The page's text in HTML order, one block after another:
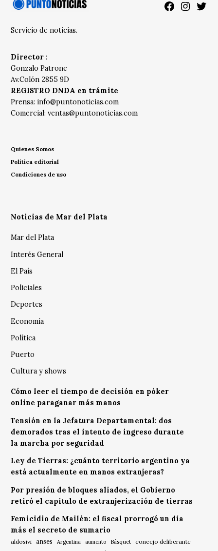
Facebook
Servicio de noticias.
Director :
Gonzalo Patrone
Av.Colón 2855 9D
REGISTRO DNDA en trámite
Prensa: info@puntonoticias.com
Comercial:ventas@puntonoticias.com
Quienes Somos
Política editorial
Condiciones de uso
Noticias de Mar del Plata
Mar del Plata
Interés General
El País
Policiales
Deportes
Economía
Política
Puerto
Cultura y shows
Cómo leer el tiempo de decisión en póker
online paraganar más manos
Tensión en la Jefatura Departamental: dos
demorados tras el intento de ingreso durante
la marcha por seguridad
Ley de Tierras: ¿cuánto territorio argentino ya
está actualmente en manos extranjeras?
Por presión de bloques aliados, el Gobierno
retiró el capítulo de extranjerización de tierras
Femicidio de Mailén: el fiscal prorrogó un día
más el secreto de sumario
aldosivi anses Argentina aumento Básquet concejo deliberante